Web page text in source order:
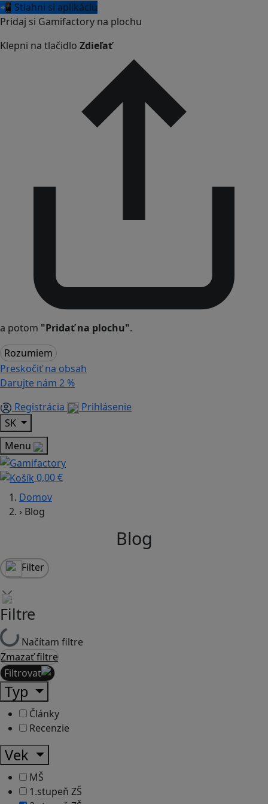
📲 Stiahni si aplikáciu
Pridaj si Gamifactory na plochu
Klepni na tlačidlo Zdieľať
a potom "Pridať na plochu".
Rozumiem
Preskočiť na obsah
Darujte nám 2 %
Registrácia
Prihlásenie
SK
Menu
0,00 €
Domov
› Blog
Blog
Filter
Filtre
Načítam filtre
Zmazať filtre
Filtrovať
Typ
Články
Recenzie
Vek
MŠ
1.stupeň ZŠ